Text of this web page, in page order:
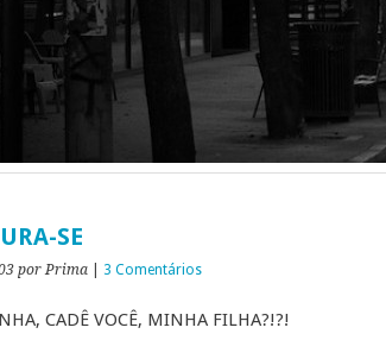
SE
por Prima 3 Comentários
CADÊ VOCÊ, MINHA FILHA?!?!